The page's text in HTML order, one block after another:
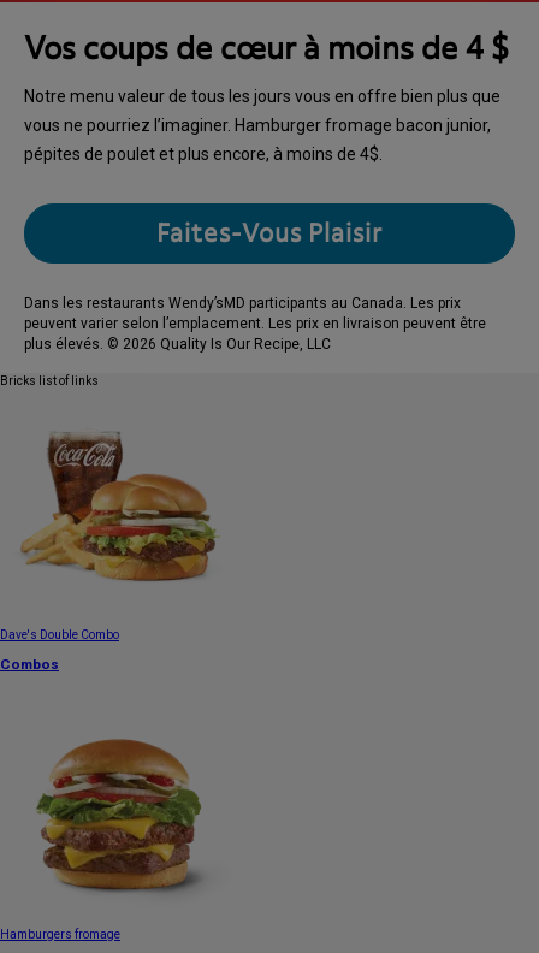
Vos coups de cœur à moins de 4 $
Notre menu valeur de tous les jours vous en offre bien plus que
vous ne pourriez l’imaginer. Hamburger fromage bacon junior,
pépites de poulet et plus encore, à moins de 4$.
Faites-Vous Plaisir
Dans les restaurants Wendy’sMD participants au Canada. Les prix
peuvent varier selon l’emplacement. Les prix en livraison peuvent être
plus élevés. © 2026 Quality Is Our Recipe, LLC
Bricks list of links
Dave's Double Combo
Combos
Hamburgers fromage